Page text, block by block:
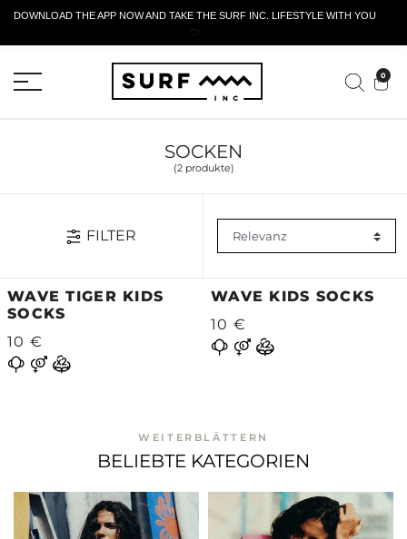
DOWNLOAD THE APP NOW AND TAKE THE SURF INC. LIFESTYLE WITH YOU
🤍
0
SOCKEN
(2 produkte)
FILTER
WAVE TIGER KIDS
SOCKS
10 €
WAVE KIDS SOCKS
10 €
WEITERBLÄTTERN
BELIEBTE KATEGORIEN
AKTIVES RÜCKGABEFORMULAR